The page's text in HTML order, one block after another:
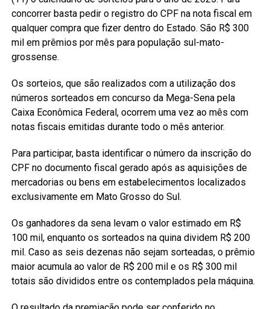
concorrer basta pedir o registro do CPF na nota fiscal em
qualquer compra que fizer dentro do Estado. São R$ 300
mil em prêmios por mês para população sul-mato-
grossense.
Os sorteios, que são realizados com a utilização dos
números sorteados em concurso da Mega-Sena pela
Caixa Econômica Federal, ocorrem uma vez ao mês com
notas fiscais emitidas durante todo o mês anterior.
Para participar, basta identificar o número da inscrição do
CPF no documento fiscal gerado após as aquisições de
mercadorias ou bens em estabelecimentos localizados
exclusivamente em Mato Grosso do Sul.
Os ganhadores da sena levam o valor estimado em R$
100 mil, enquanto os sorteados na quina dividem R$ 200
mil. Caso as seis dezenas não sejam sorteadas, o prêmio
maior acumula ao valor de R$ 200 mil e os R$ 300 mil
totais são divididos entre os contemplados pela máquina.